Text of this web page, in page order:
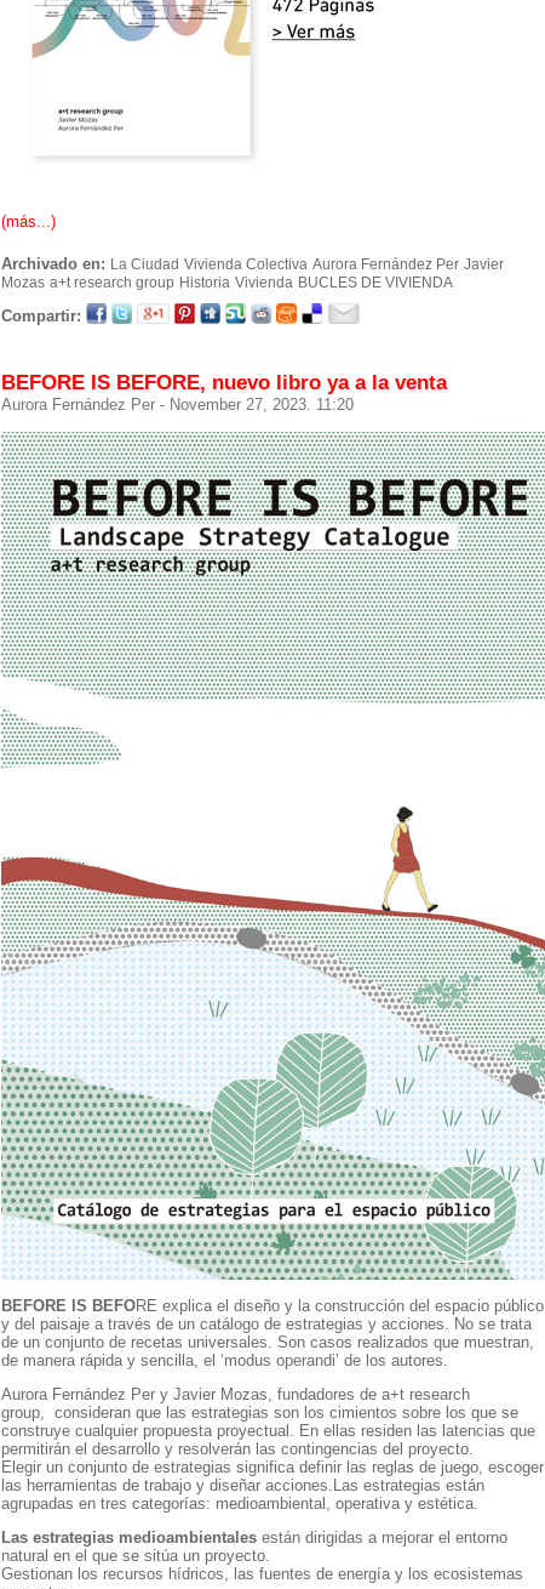
(más...)
Archivado en: La Ciudad Vivienda Colectiva Aurora Fernández Per Javier
Mozas a+t research group Historia Vivienda BUCLES DE VIVIENDA
Compartir:
BEFORE IS BEFORE, nuevo libro ya a la venta
Aurora Fernández Per - November 27, 2023. 11:20
BEFORE IS BEFORE explica el diseño y la construcción del espacio público
y del paisaje a través de un catálogo de estrategias y acciones. No se trata
de un conjunto de recetas universales. Son casos realizados que muestran,
de manera rápida y sencilla, el ‘modus operandi’ de los autores.
Aurora Fernández Per y Javier Mozas, fundadores de a+t research
group, consideran que las estrategias son los cimientos sobre los que se
construye cualquier propuesta proyectual. En ellas residen las latencias que
permitirán el desarrollo y resolverán las contingencias del proyecto.
Elegir un conjunto de estrategias significa definir las reglas de juego, escoger
las herramientas de trabajo y diseñar acciones.Las estrategias están
agrupadas en tres categorías: medioambiental, operativa y estética.
Las estrategias medioambientales están dirigidas a mejorar el entorno
natural en el que se sitúa un proyecto.
Gestionan los recursos hídricos, las fuentes de energía y los ecosistemas